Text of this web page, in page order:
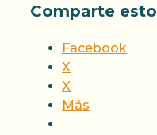
Comparte
Facebook
X
X
Más